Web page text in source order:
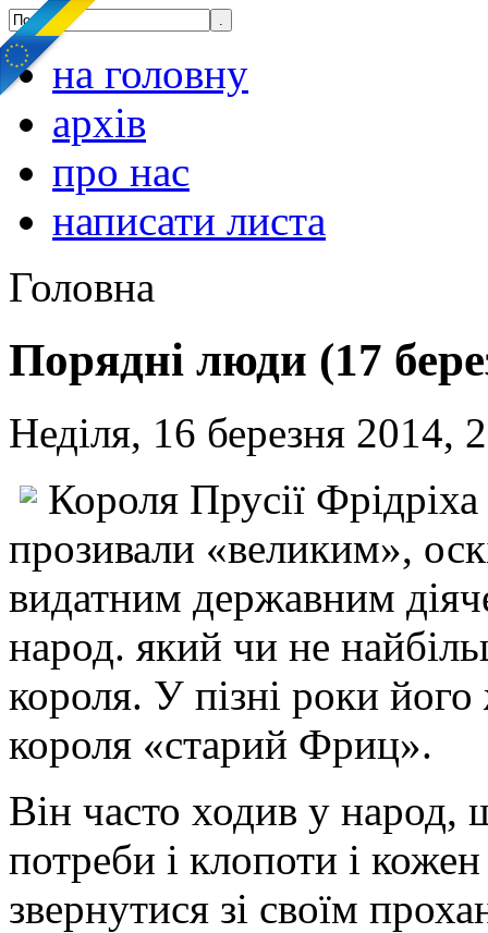
на головну
архів
про нас
написати листа
Головна
Порядні люди (17
Неділя, 16 березня 2014,
Короля Прусії
прозивали «великим»,
видатним державним
народ. який чи не
короля. У пізні роки
короля «старий Фриц».
Він часто ходив у народ,
потреби і клопоти і
звернутися зі своїм